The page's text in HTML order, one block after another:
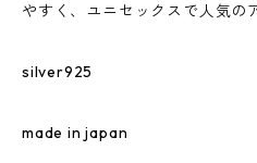
やすく、ユニセックスで人気の
silver925
made in japan